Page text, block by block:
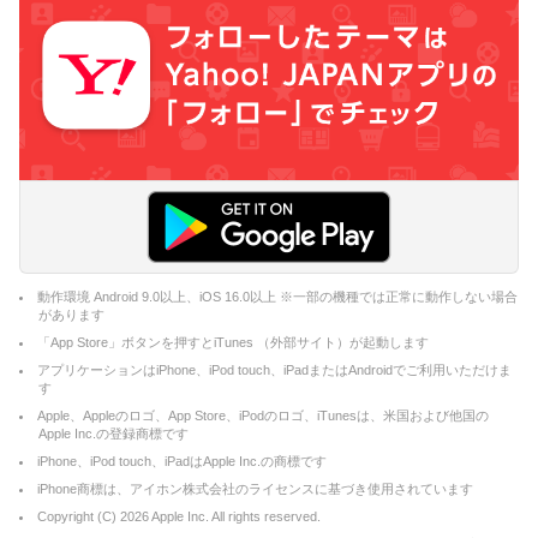
動作環境 Android 9.0以上、iOS 16.0以上 ※一部の機種では正常に動作しない場合
があります
「App Store」ボタンを押すとiTunes （外部サイト）が起動します
アプリケーションはiPhone、iPod touch、iPadまたはAndroidでご利用いただけま
す
Apple、Appleのロゴ、App Store、iPodのロゴ、iTunesは、米国および他国の
Apple Inc.の登録商標です
iPhone、iPod touch、iPadはApple Inc.の商標です
iPhone商標は、アイホン株式会社のライセンスに基づき使用されています
Copyright (C) 2026Apple Inc. All rights reserved.